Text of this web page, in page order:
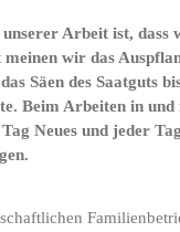
unserer Arbeit ist, dass
wir das
Säen des Saatguts
Beim Arbeiten in
Neues und jeder